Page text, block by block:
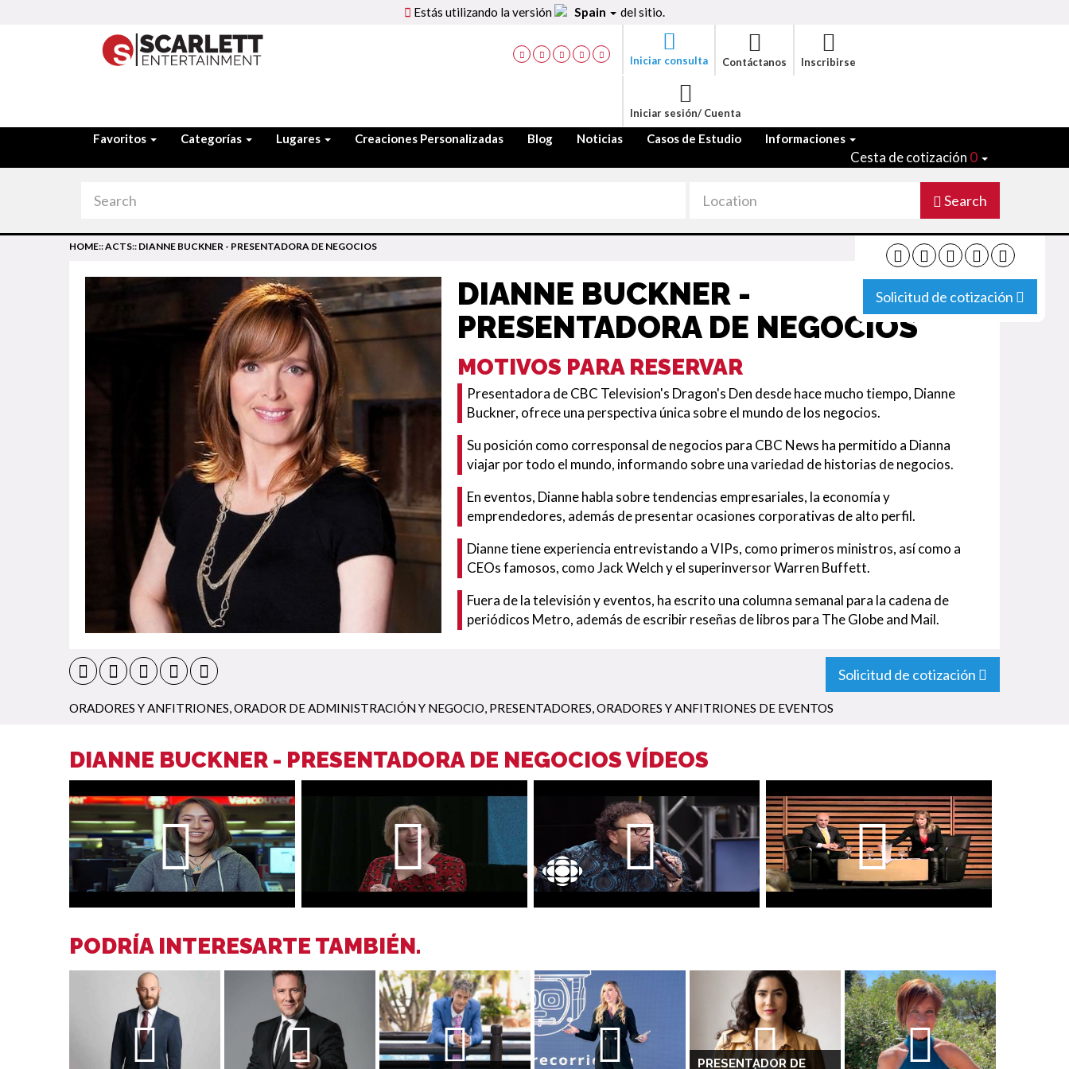
Estás utilizando la versión Spain del sitio.
Iniciar consulta Contáctanos Inscribirse
Iniciar sesión/ Cuenta
Favoritos Categorías Lugares Creaciones Personalizadas Blog Noticias Casos de Estudio Informaciones
Cesta de cotización 0
Search
Solicitud de cotización
HOME::ACTS:: DIANNE BUCKNER - PRESENTADORA DE NEGOCIOS
DIANNE BUCKNER -
PRESENTADORA DE NEGOCIOS
MOTIVOS PARA RESERVAR
Presentadora de CBC Television's Dragon's Den desde hace mucho tiempo, Dianne
Buckner, ofrece una perspectiva única sobre el mundo de los negocios.
Su posición como corresponsal de negocios para CBC News ha permitido a Dianna
viajar por todo el mundo, informando sobre una variedad de historias de negocios.
En eventos, Dianne habla sobre tendencias empresariales, la economía y
emprendedores, además de presentar ocasiones corporativas de alto perfil.
Dianne tiene experiencia entrevistando a VIPs, como primeros ministros, así como a
CEOs famosos, como Jack Welch y el superinversor Warren Buffett.
Fuera de la televisión y eventos, ha escrito una columna semanal para la cadena de
periódicos Metro, además de escribir reseñas de libros para The Globe and Mail.
Solicitud de cotización
ORADORES Y ANFITRIONES ORADOR DE ADMINISTRACIÓN Y NEGOCIO PRESENTADORES, ORADORES Y ANFITRIONES DE EVENTOS
DIANNE BUCKNER - PRESENTADORA DE NEGOCIOS VÍDEOS
PODRÍA INTERESARTE TAMBIÉN.
PRESENTADOR DE